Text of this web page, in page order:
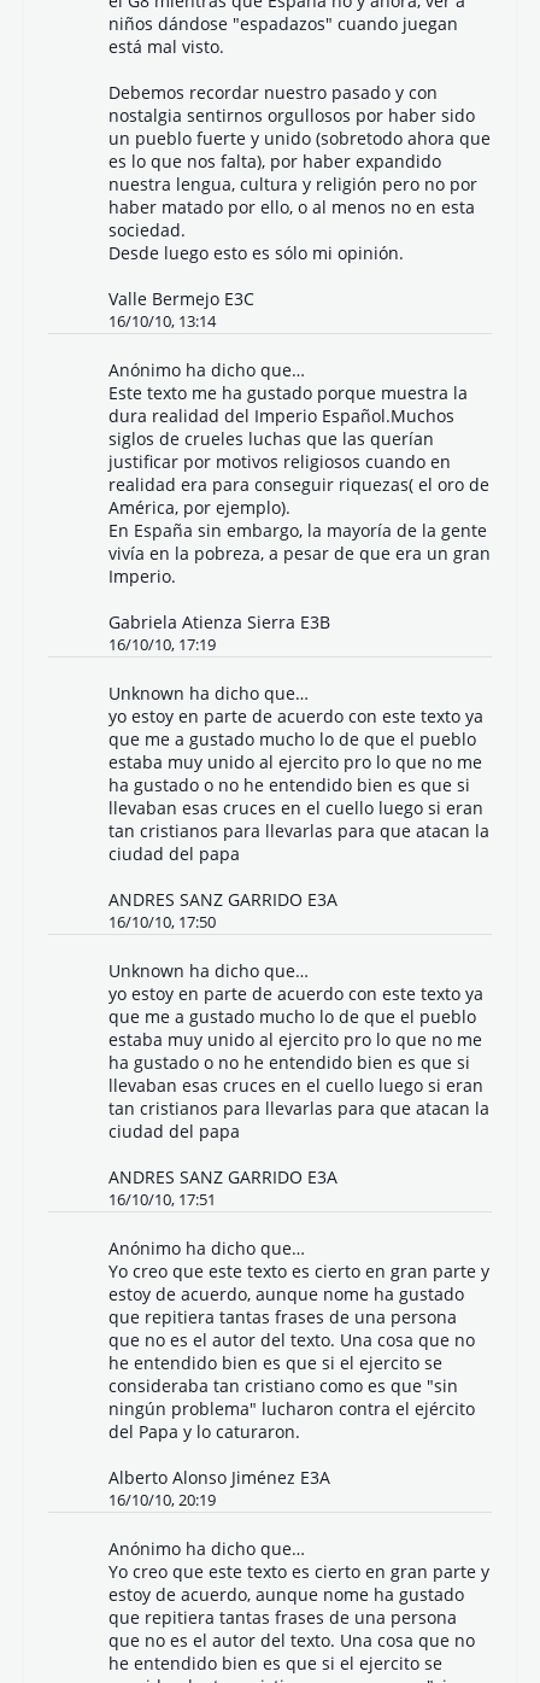
niños dándose "espadazos" cuando juegan
está mal visto.
Debemos recordar nuestro pasado y con
nostalgia sentirnos orgullosos por haber sido
un pueblo fuerte y unido (sobretodo ahora que
es lo que nos falta), por haber expandido
nuestra lengua, cultura y religión pero no por
haber matado por ello, o al menos no en esta
sociedad.
Desde luego esto es sólo mi opinión.
Valle Bermejo E3C
16/10/10, 13:14
Anónimo ha dicho que…
Este texto me ha gustado porque muestra la
dura realidad del Imperio Español.Muchos
siglos de crueles luchas que las querían
justificar por motivos religiosos cuando en
realidad era para conseguir riquezas( el oro de
América, por ejemplo).
En España sin embargo, la mayoría de la gente
vivía en la pobreza, a pesar de que era un gran
Imperio.
Gabriela Atienza Sierra E3B
16/10/10, 17:19
Unknown ha dicho que…
yo estoy en parte de acuerdo con este texto ya
que me a gustado mucho lo de que el pueblo
estaba muy unido al ejercito pro lo que no me
ha gustado o no he entendido bien es que si
llevaban esas cruces en el cuello luego si eran
tan cristianos para llevarlas para que atacan la
ciudad del papa
ANDRES SANZ GARRIDO E3A
16/10/10, 17:50
Unknown ha dicho que…
yo estoy en parte de acuerdo con este texto ya
que me a gustado mucho lo de que el pueblo
estaba muy unido al ejercito pro lo que no me
ha gustado o no he entendido bien es que si
llevaban esas cruces en el cuello luego si eran
tan cristianos para llevarlas para que atacan la
ciudad del papa
ANDRES SANZ GARRIDO E3A
16/10/10, 17:51
Anónimo ha dicho que…
Yo creo que este texto es cierto en gran parte y
estoy de acuerdo, aunque nome ha gustado
que repitiera tantas frases de una persona
que no es el autor del texto. Una cosa que no
he entendido bien es que si el ejercito se
consideraba tan cristiano como es que "sin
ningún problema" lucharon contra el ejército
del Papa y lo caturaron.
Alberto Alonso Jiménez E3A
16/10/10, 20:19
Anónimo ha dicho que…
Yo creo que este texto es cierto en gran parte y
estoy de acuerdo, aunque nome ha gustado
que repitiera tantas frases de una persona
que no es el autor del texto. Una cosa que no
he entendido bien es que si el ejercito se